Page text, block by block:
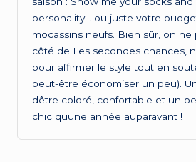
personality… ou juste votre
mocassins neufs. Bien sûr, on ne
côté de Les secondes chances,
pour affirmer le style tout en
peut-être économiser un peu).
dêtre coloré, confortable et un
chic quune année auparavant !